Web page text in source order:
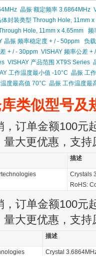
晶振 额定频率 3.6864MHz
体封装类型 Through Hole, 11mm
Hole, 11mm x 4.65mm
频
晶振 频率稳定度 + / - 50ppm
负
+ / - 30ppm VISHAY 频率公差 +
VISHAY 产品范围 XT9S Series
工作温度最小值 -10°C 晶振 工
度最高值 70°C 晶振 工作温度最
类似型号及
订单金额100元
大更优惠，支持
描述
Crystals
RoHS:
订单金额100元
大更优惠，支持
描述
Crystal